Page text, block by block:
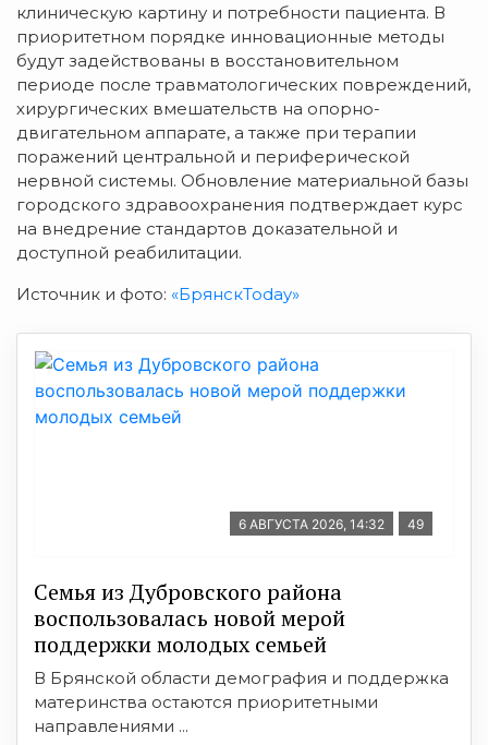
клиническую картину и потребности пациента. В
приоритетном порядке инновационные методы
будут задействованы в восстановительном
периоде после травматологических повреждений,
хирургических вмешательств на опорно-
двигательном аппарате, а также при терапии
поражений центральной и периферической
нервной системы. Обновление материальной базы
городского здравоохранения подтверждает курс
на внедрение стандартов доказательной и
доступной реабилитации.
Источник и фото: «БрянскToday»
6 АВГУСТА 2026, 14:32 49
Семья из Дубровского района
воспользовалась новой мерой
поддержки молодых семьей
В Брянской области демография и поддержка
материнства остаются приоритетными
направлениями ...